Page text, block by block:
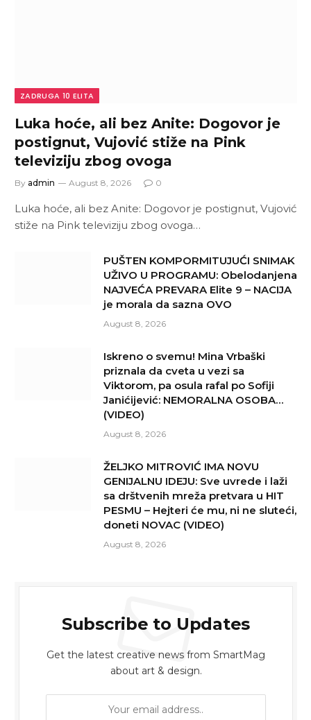
ZADRUGA 10 ELITA
Luka hoće, ali bez Anite: Dogovor je
postignut, Vujović stiže na Pink
televiziju zbog ovoga
By admin August 8, 2026 0
Luka hoće, ali bez Anite: Dogovor je postignut, Vujović
stiže na Pink televiziju zbog ovoga…
PUŠTEN KOMPORMITUJUĆI SNIMAK
UŽIVO U PROGRAMU: Obelodanjena
NAJVEĆA PREVARA Elite 9 – NACIJA
je morala da sazna OVO
August 8, 2026
Iskreno o svemu! Mina Vrbaški
priznala da cveta u vezi sa
Viktorom, pa osula rafal po Sofiji
Janićijević: NEMORALNA OSOBA…
(VIDEO)
August 8, 2026
ŽELJKO MITROVIĆ IMA NOVU
GENIJALNU IDEJU: Sve uvrede i laži
sa drštvenih mreža pretvara u HIT
PESMU – Hejteri će mu, ni ne sluteći,
doneti NOVAC (VIDEO)
August 8, 2026
Subscribe to Updates
Get the latest creative news from SmartMag
about art & design.